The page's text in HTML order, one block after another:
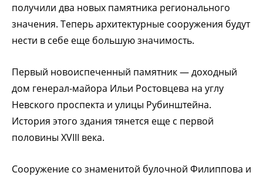
получили два новых памятника регионального
значения. Теперь архитектурные сооружения будут
нести в себе еще большую значимость.
Первый новоиспеченный памятник — доходный
дом генерал-майора Ильи Ростовцева на углу
Невского проспекта и улицы Рубинштейна.
История этого здания тянется еще с первой
половины XVIII века.
Сооружение со знаменитой булочной Филиппова и